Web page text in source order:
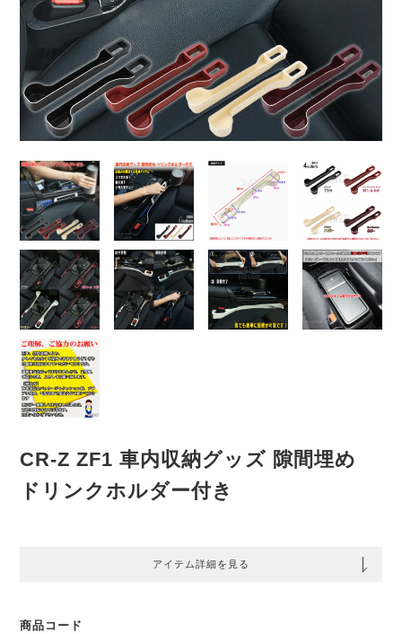
CR-Z ZF1 車内収納グッズ 隙間埋め
ドリンクホルダー付き
アイテム詳細を見る
商品コード